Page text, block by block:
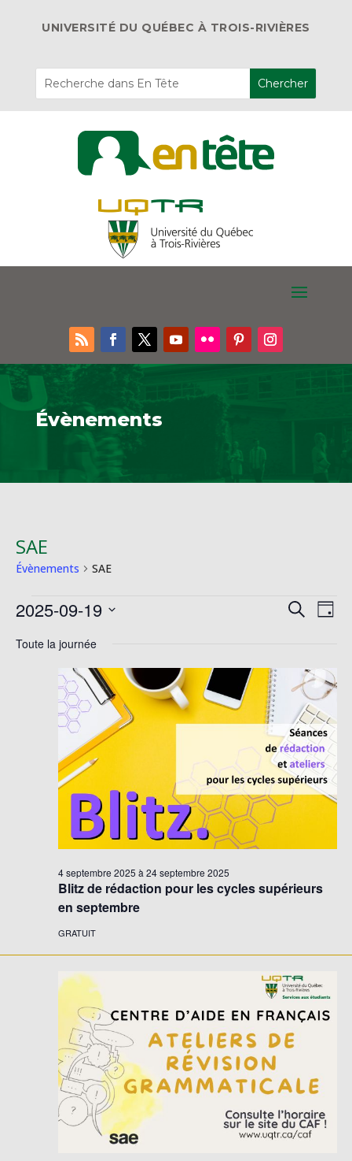
UNIVERSITÉ DU QUÉBEC À TROIS-RIVIÈRES
Évènements
SAE
Évènements SAE
Évènements
19
septembre
2025
de
vues
Recherche
de
Jour
2025-09-19
une
Toute la journée
Blitz de rédaction pour les cycles supérieurs
en septembre
4 septembre 2025 à24 septembre 2025
GRATUIT